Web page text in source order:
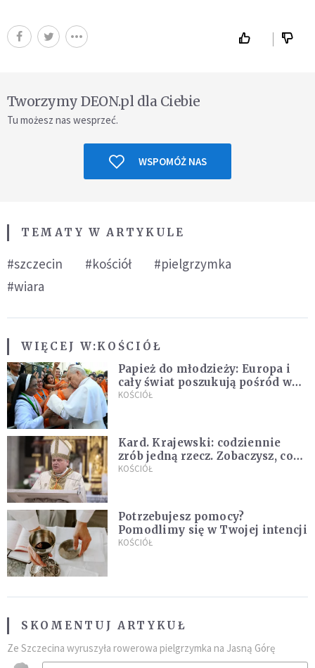
Tworzymy DEON.pl dla Ciebie
Tu możesz nas wesprzeć.
WSPOMÓŻ NAS
TEMATY W ARTYKULE
#szczecin #kościół
#pielgrzymka
#wiara
WIĘCEJ W:KOŚCIÓŁ
Papież do młodzieży: Europa i
cały świat poszukują pośród was
nowych świętych
KOŚCIÓŁ
Kard. Krajewski: codziennie
zrób jedną rzecz. Zobaczysz, co
stanie się z twoim życiem
KOŚCIÓŁ
Potrzebujesz pomocy?
Pomodlimy się w Twojej intencji
KOŚCIÓŁ
SKOMENTUJ ARTYKUŁ
Ze Szczecina wyruszyła rowerowa pielgrzymka na Jasną Górę